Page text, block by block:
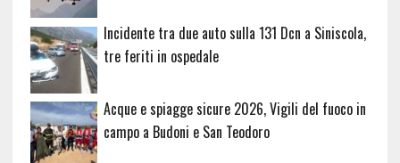
Incidente tra due auto sulla 131 Dcn a Siniscola,
tre feriti in ospedale
Acque e spiagge sicure 2026, Vigili del fuoco in
campo a Budoni e San Teodoro